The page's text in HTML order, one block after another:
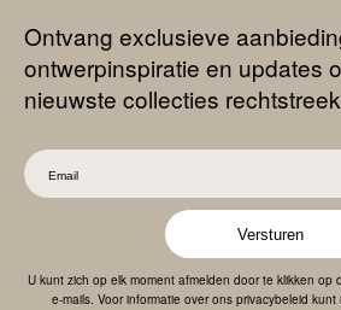
Ontvang exclusieve
ontwerpinspiratie en updates
nieuwste collecties
Versturen
U kunt zich op elk moment afmelden door te klikken op
e-mails. Voor informatie over ons privacybeleid